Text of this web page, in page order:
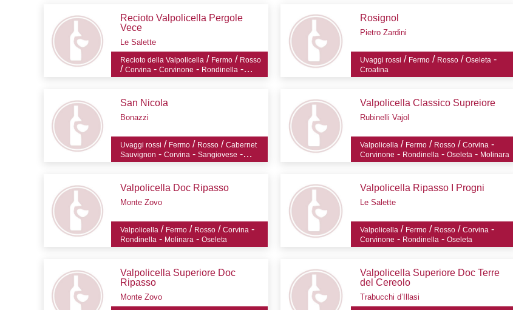
Recioto Valpolicella Pergole
Vece
Le Salette
Recioto della Valpolicella / Fermo/ Rosso
/ Corvina - Corvinone - Rondinella -
Croatina-Oseleta
Rosignol
Pietro Zardini
Uvaggi rossi / Fermo / Rosso /Oseleta -
Croatina
San Nicola
Bonazzi
Uvaggi rossi / Fermo/ Rosso/ Cabernet
Sauvignon - Corvina - Sangiovese -
Corvinone-Oseleta
Valpolicella Classico Supreiore
Rubinelli Vajol
Valpolicella / Fermo / Rosso /Corvina -
Corvinone - Rondinella -Oseleta - Molinara
Valpolicella Doc Ripasso
Monte Zovo
Valpolicella / Fermo/ Rosso/ Corvina -
Rondinella - Molinara - Oseleta
Valpolicella Ripasso I Progni
Le Salette
Valpolicella / Fermo / Rosso /Corvina -
Corvinone - Rondinella -Oseleta
Valpolicella Superiore Doc
Ripasso
Monte Zovo
Valpolicella Superiore Doc Terre
del Cereolo
Trabucchi d’Illasi